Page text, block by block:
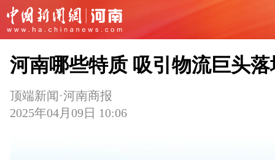
河南哪些特质 吸引物流巨头落
顶端新闻·河南商报
2025年04月09日 10:06